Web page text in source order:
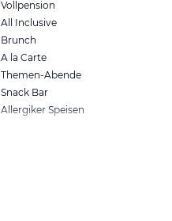
Vollpension
All Inclusive
Brunch
A la Carte
Themen-Abende
Snack Bar
Allergiker Speisen